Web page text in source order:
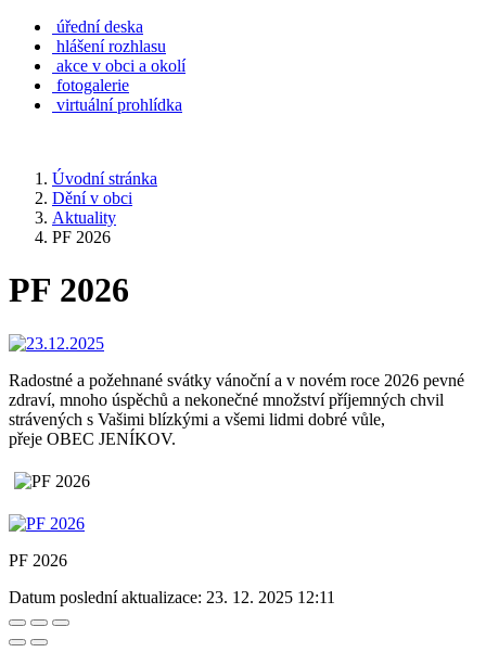
úřední deska
hlášení rozhlasu
akce v obci a okolí
fotogalerie
virtuální prohlídka
Úvodní stránka
Dění v obci
Aktuality
PF 2026
PF 2026
Radostné a požehnané svátky vánoční a v novém roce 2026 pevné
zdraví, mnoho úspěchů a nekonečné množství příjemných chvil
strávených s Vašimi blízkými a všemi lidmi dobré vůle,
přeje OBEC JENÍKOV.
PF 2026
Datum poslední aktualizace: 23. 12. 2025 12:11